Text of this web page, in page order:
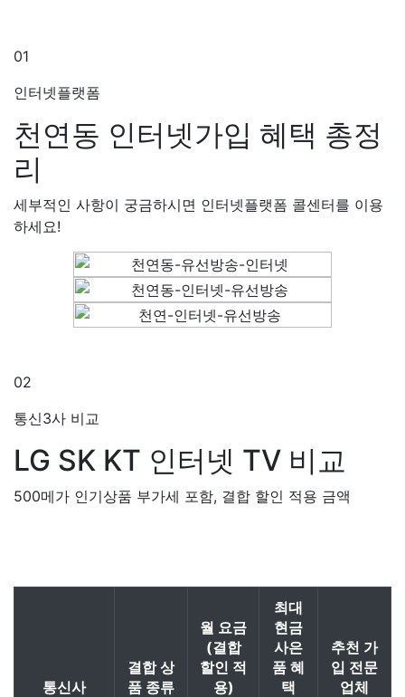
01
인터넷플랫폼
천연동 인터넷가입 혜택 총정
리
세부적인 사항이 궁금하시면 인터넷플랫폼 콜센터를 이용
하세요!
02
통신3사 비교
LG SK KT 인터넷 TV 비교
500메가 인기상품 부가세 포함, 결합 할인 적용 금액
통신사
결합 상
품 종류
월 요금
(결합
할인 적
용)
최대
현금
사은
품 혜
택
추천 가
입 전문
업체